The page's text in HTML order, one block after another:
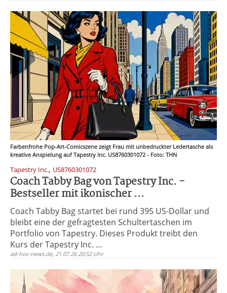
Farbenfrohe Pop-Art-Comicszene zeigt Frau mit unbedruckter Ledertasche als
kreative Anspielung auf Tapestry Inc. US8760301072 - Foto: THN
Tapestry Inc., US8760301072
Coach Tabby Bag von Tapestry Inc. -
Bestseller mit ikonischer ...
Coach Tabby Bag startet bei rund 395 US-Dollar und
bleibt eine der gefragtesten Schultertaschen im
Portfolio von Tapestry. Dieses Produkt treibt den
Kurs der Tapestry Inc. ...
ad-hoc-news.de, 21.07.26 20:52 Uhr